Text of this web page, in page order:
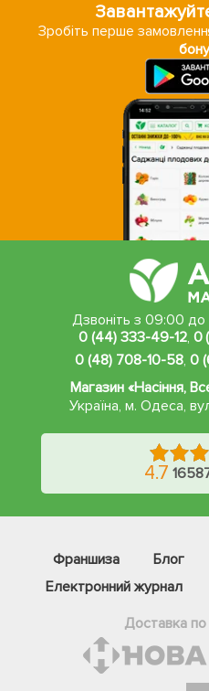
Зробіть перше
Дзвоніть з 09:00 до
0 (44) 333-49-12, 0
0 (48) 708-10-58, 0
Магазин «Насіння,
Україна, м. Одеса,
4.7
Франшиза Блог
Електронний журнал
Доставка по